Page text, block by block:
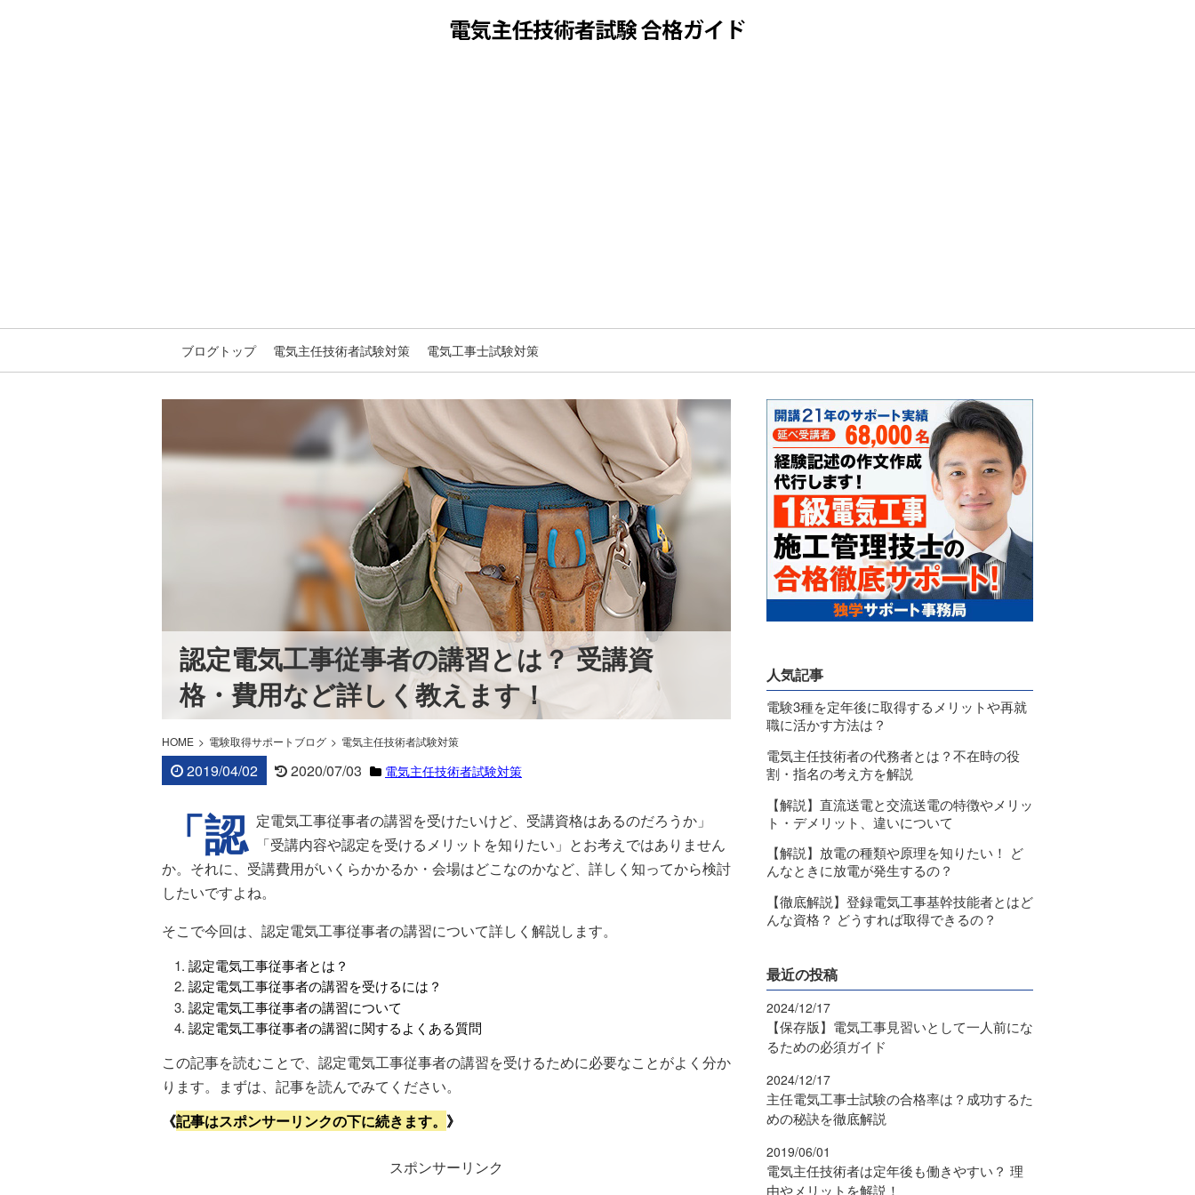
ブログトップ 電気主任技術者試験対策 電気工事士試験対策
認定電気工事従事者の講習とは？ 受講資
格・費用など詳しく教えます！
HOME 電験取得サポートブログ 電気主任技術者試験対策
2019/04/02 2020/07/03 電気主任技術者試験対策
「認 定電気工事従事者の講習を受けたいけど、受講資格はあるのだろうか」
「受講内容や認定を受けるメリットを知りたい」とお考えではありません
か。それに、受講費用がいくらかかるか・会場はどこなのかなど、詳しく知ってから検討
したいですよね。
そこで今回は、認定電気工事従事者の講習について詳しく解説します。
認定電気工事従事者とは？
認定電気工事従事者の講習を受けるには？
認定電気工事従事者の講習について
認定電気工事従事者の講習に関するよくある質問
この記事を読むことで、認定電気工事従事者の講習を受けるために必要なことがよく分か
ります。まずは、記事を読んでみてください。
《記事はスポンサーリンクの下に続きます。 》
スポンサーリンク
人気記事
電験3種を定年後に取得するメリットや再就
職に活かす方法は？
電気主任技術者の代務者とは？不在時の役
割・指名の考え方を解説
【解説】直流送電と交流送電の特徴やメリッ
ト・デメリット、違いについて
【解説】放電の種類や原理を知りたい！ ど
んなときに放電が発生するの？
【徹底解説】登録電気工事基幹技能者とはど
んな資格？ どうすれば取得できるの？
最近の投稿
2024/12/17
【保存版】電気工事見習いとして一人前にな
るための必須ガイド
2024/12/17
主任電気工事士試験の合格率は？成功するた
めの秘訣を徹底解説
2019/06/01
電気主任技術者は定年後も働きやすい？ 理
由やメリットを解説！